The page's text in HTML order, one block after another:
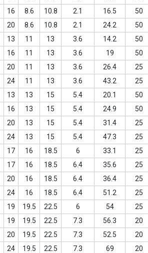
16 8.6 10.8 2.1 16.5
50
20 8.6 10.8 2.1 24.2
50
13 11 13 3.6 14.2
50
16 11 13 3.6 19
50
20 11 13 3.6 26.4
25
24 11 13 3.6 43.2
25
13 13 15 5.4 20.1
50
16 13 15 5.4 24.9
50
20 13 15 5.4 31.4
25
24 13 15 5.4 47.3
25
17 16 18.5 6 33.1
25
17 16 18.5 6.4 35.6
25
20 16 18.5 6.4 36.4
25
24 16 18.5 6.4 51.2
25
19 19.5 22.5 6 54
25
19 19.5 22.5 7.3 56.3
20
20 19.5 22.5 7.3 52.5
20
24 19.5 22.5 7.3 69 20